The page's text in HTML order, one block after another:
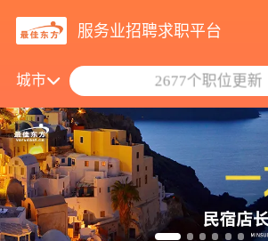
服务业招聘求职平台
城市
2677个职位更新